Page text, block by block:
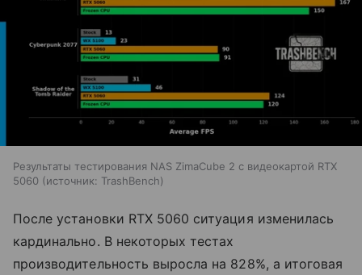
Результаты тестирования NAS ZimaCube 2 с видеокартой RTX
5060
источник: TrashBench
После установки RTX 5060 ситуация изменилась
кардинально. В некоторых тестах
производительность выросла на 828%, а итоговая